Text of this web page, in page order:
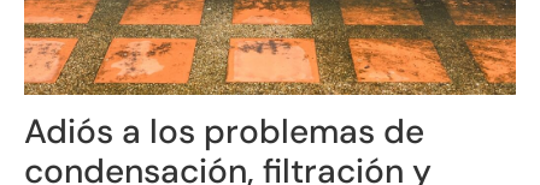
Adiós a los problemas de
condensación, filtración y